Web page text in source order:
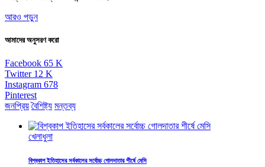
আরও পড়ুন
আমাদের অনুসরণ করো
Facebook 65 K
Twitter 12 K
Instagram 678
Pinterest
জনপ্রিয় বৈশিষ্ট্য মন্তব্য
খেলাধুলা
বিশ্বকাপ ইতিহাসের সর্বকালের সর্বোচ্চ গোলদাতার শীর্ষে মেসি